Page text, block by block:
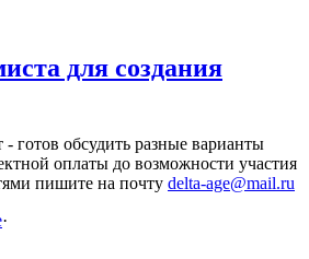
для создания
- готов обсудить разные варианты
оплаты до возможности участия
пишите на почту delta-age@mail.ru
·